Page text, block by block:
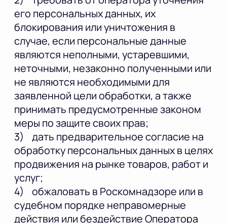
его персональных данных, их
блокирования или уничтожения в
случае, если персональные данные
являются неполными, устаревшими,
неточными, незаконно полученными или
не являются необходимыми для
заявленной цели обработки, а также
принимать предусмотренные законом
меры по защите своих прав;
3) дать предварительное согласие на
обработку персональных данных в целях
продвижения на рынке товаров, работ и
услуг;
4) обжаловать в Роскомнадзоре или в
судебном порядке неправомерные
действия или бездействие Оператора